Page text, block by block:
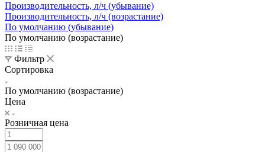
Производительность, л/ч (убывание)
Производительность, л/ч (возрастание)
По умолчанию (убывание)
По умолчанию (возрастание)
Фильтр
Сортировка
По умолчанию (возрастание)
Цена
Розничная цена